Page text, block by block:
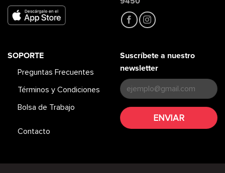
SOPORTE
Preguntas Frecuentes
Términos y Condiciones
Bolsa de Trabajo
Contacto
Suscríbete a nuestro
newsletter